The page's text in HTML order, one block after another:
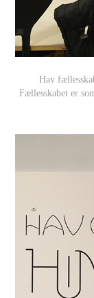
Hav
Fællesskabet er